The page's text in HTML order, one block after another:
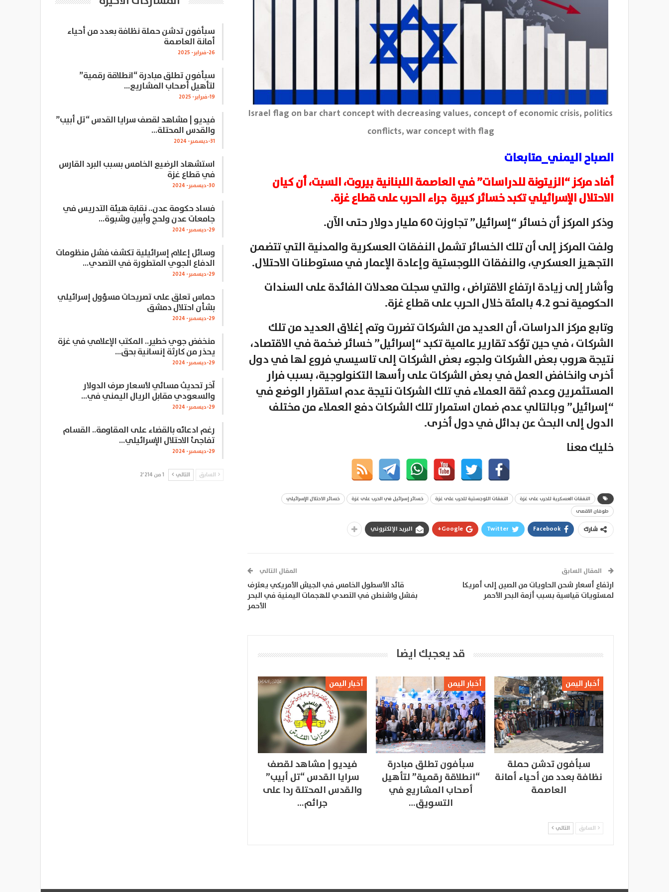
Israel flag on bar chart concept with decreasing values, concept of economic crisis, politics
conflicts, war concept with flag
الصباح اليمني_متابعات
أفاد مركز “الزيتونة للدراسات” في العاصمة اللبنانية بيروت، السبت، أن كيان
الاحتلال الإسرائيلي تكبد خسائر كبيرة جراء الحرب على قطاع غزة.
وذكر المركز أن خسائر “إسرائيل” تجاوزت 60 مليار دولار حتى الآن.
ولفت المركز إلى أن تلك الخسائر تشمل النفقات العسكرية والمدنية التي تتضمن
التجهيز العسكري، والنفقات اللوجستية وإعادة الإعمار في مستوطنات الاحتلال.
وأشار إلى زيادة ارتفاع الاقتراض ، والتي سجلت معدلات الفائدة على السندات
الحكومية نحو 4.2 بالمئة خلال الحرب على قطاع غزة.
وتابع مركز الدراسات، أن العديد من الشركات تضررت وتم إغلاق العديد من تلك
الشركات ، في حين تؤكد تقارير عالمية تكبد “إسرائيل” خسائر ضخمة في الاقتصاد،
نتيجة هروب بعض الشركات ولجوء بعض الشركات إلى تاسيسي فروع لها في دول
أخرى وانخافض العمل في بعض الشركات على رأسها التكنولوجية، بسبب فرار
المستثمرين وعدم ثقة العملاء في تلك الشركات نتيجة عدم استقرار الوضع في
“إسرائيل” وبالتالي عدم ضمان استمرار تلك الشركات دفع العملاء من مختلف
الدول إلى البحث عن بدائل في دول أخرى.
خليك معنا
النفقات العسكرية للحرب على غزة النفقات اللوجستية للحرب على غزة خسائر إسرائيل في الحرب على غزة
خسائر الاحتلال الإسرائيلي
طوفان الاقصى
شارك Facebook
Twitter
Google+ البريد الإلكتروني
المقال السابق
ارتفاع أسعار شحن الحاويات من الصين إلى أمريكا
لمستويات قياسية بسبب أزمة البحر الأحمر
المقال التالي
قائد الأسطول الخامس في الجيش الأمريكي يعترف
بفشل واشنطن في التصدي للهجمات اليمنية في البحر
الأحمر
قد يعجبك ايضا
أخبار اليمن
سبأفون تدشن حملة
نظافة بعدد من أحياء أمانة
العاصمة
أخبار اليمن
سبأفون تطلق مبادرة
“انطلاقة رقمية” لتأهيل
أصحاب المشاريع في
التسويق…
أخبار اليمن
فيديو | مشاهد لقصف
سرايا القدس “تل أبيب”
والقدس المحتلة ردا على
جرائم…
السابق التالي
سبأفون تدشن حملة نظافة بعدد من أحياء
أمانة العاصمة
26-فبراير- 2025
سبأفون تطلق مبادرة “انطلاقة رقمية”
لتأهيل أصحاب المشاريع…
19-فبراير- 2025
فيديو | مشاهد لقصف سرايا القدس “تل أبيب”
والقدس المحتلة…
31-ديسمبر- 2024
استشهاد الرضيع الخامس بسبب البرد القارس
في قطاع غزة
30-ديسمبر- 2024
فساد حكومة عدن.. نقابة هيئة التدريس في
جامعات عدن ولحج وأبين وشبوة…
29-ديسمبر- 2024
وسائل إعلام إسرائيلية تكشف فشل منظومات
الدفاع الجوي المتطورة في التصدي…
29-ديسمبر- 2024
حماس تعلق على تصريحات مسؤول إسرائيلي
بشأن احتلال دمشق
29-ديسمبر- 2024
منخفض جوي خطير.. المكتب الإعلامي في غزة
يحذر من كارثة إنسانية بحق…
29-ديسمبر- 2024
آخر تحديث مسائي لأسعار صرف الدولار
والسعودي مقابل الريال اليمني في…
29-ديسمبر- 2024
رغم ادعائه بالقضاء على المقاومة.. القسام
تفاجئ الاحتلال الإسرائيلي…
29-ديسمبر- 2024
السابق التالي 1 من 2٬214